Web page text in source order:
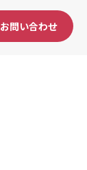
お問い合わせ